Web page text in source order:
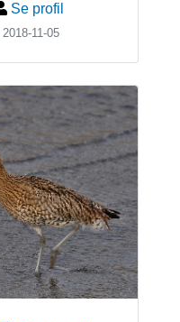
Se profil
2018-11-05